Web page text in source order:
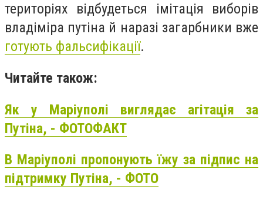
територіях відбудеться імітація виборів
владіміра путіна й наразі загарбники вже
готують фальсифікації.
Читайте також:
Як у Маріуполі виглядає агітація за
Путіна, - ФОТОФАКТ
В Маріуполі пропонують їжу за підпис на
підтримку Путіна, - ФОТО